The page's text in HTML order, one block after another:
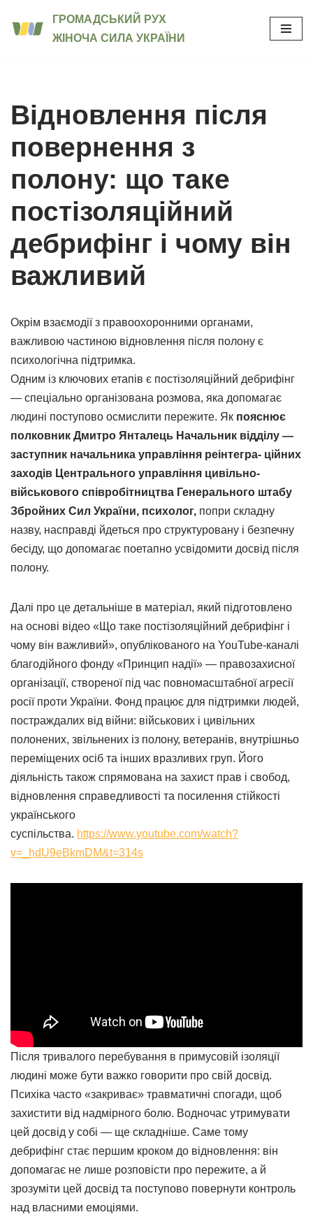
Перейти
ГРОМАДСЬКИЙ РУХ
ЖІНОЧА СИЛА УКРАЇНИ
Відновлення після
повернення з
полону: що таке
постізоляційний
дебрифінг і чому він
важливий
Окрім взаємодії з правоохоронними органами,
важливою частиною відновлення після полону є
психологічна підтримка.
Одним із ключових етапів є постізоляційний дебрифінг
— спеціально організована розмова, яка допомагає
людині поступово осмислити пережите. Як пояснює
полковник Дмитро Янталець Начальник відділу —
заступник начальника управління реінтегра- ційних
заходів Центрального управління цивільно-
військового співробітництва Генерального штабу
Збройних Сил України, психолог, попри складну
назву, насправді йдеться про структуровану і безпечну
бесіду, що допомагає поетапно усвідомити досвід після
полону.
Далі про це детальніше в матеріал, який підготовлено
на основі відео «Що таке постізоляційний дебрифінг і
чому він важливий», опублікованого на YouTube-каналі
благодійного фонду «Принцип надії» — правозахисної
організації, створеної під час повномасштабної агресії
росії проти України. Фонд працює для підтримки людей,
постраждалих від війни: військових і цивільних
полонених, звільнених із полону, ветеранів, внутрішньо
переміщених осіб та інших вразливих груп. Його
діяльність також спрямована на захист прав і свобод,
відновлення справедливості та посилення стійкості
українського
суспільства. https://www.youtube.com/watch?
v=_hdU9eBkmDM&t=314s
Після тривалого перебування в примусовій ізоляції
людині може бути важко говорити про свій досвід.
Психіка часто «закриває» травматичні спогади, щоб
захистити від надмірного болю. Водночас утримувати
цей досвід у собі — ще складніше. Саме тому
дебрифінг стає першим кроком до відновлення: він
допомагає не лише розповісти про пережите, а й
зрозуміти цей досвід та поступово повернути контроль
над власними емоціями.